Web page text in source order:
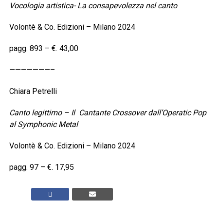
Vocologia artistica- La consapevolezza nel canto
Volontè & Co. Edizioni – Milano 2024
pagg. 893 – €. 43,00
———————–
Chiara Petrelli
Canto legittimo – Il Cantante Crossover dall’Operatic Pop
al Symphonic Metal
Volontè & Co. Edizioni – Milano 2024
pagg. 97 – €. 17,95